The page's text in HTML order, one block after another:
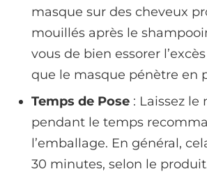
masque sur des cheveux
mouillés après le
vous de bien essorer
que le masque pénètre en
Temps de Pose : Laissez le
pendant le temps
l’emballage. En général,
30 minutes, selon le